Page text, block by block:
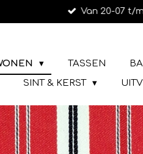
Van 20-07 t/
TASSEN
SINT & KERST